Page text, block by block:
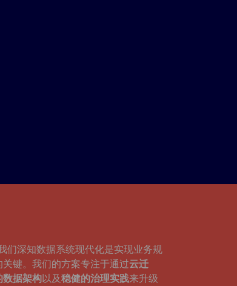
们深知数据系统现代化是实现业务规
键。我们的方案专注于通过云迁
数据架构以及稳健的治理实践来升级